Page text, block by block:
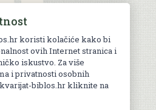
kupnje
koristi kolačiće kako bi
ovih Internet stranica i
iskustvo. Za više
i privatnosti osobnih
biblos.hr kliknite na